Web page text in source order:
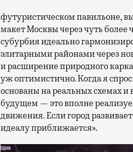
футуристическом павильоне,
макет Москвы через чуть более
субурбия идеально
элитарными районами через
и расширение природного
уж оптимистично. Когда я
основаны на реальных схемах
будущем — это вполне
движения. Если город
идеалу приближается».